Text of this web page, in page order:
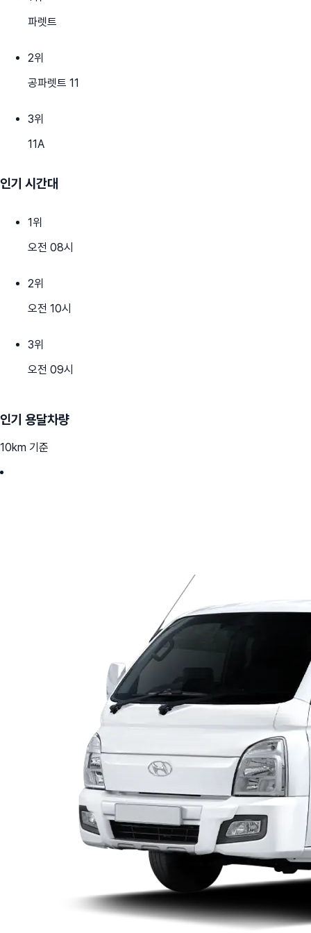
파렛트
2위
공파렛트 11
3위
11A
인기 시간대
1위
오전 08시
2위
오전 10시
3위
오전 09시
인기 용달차량
10km 기준